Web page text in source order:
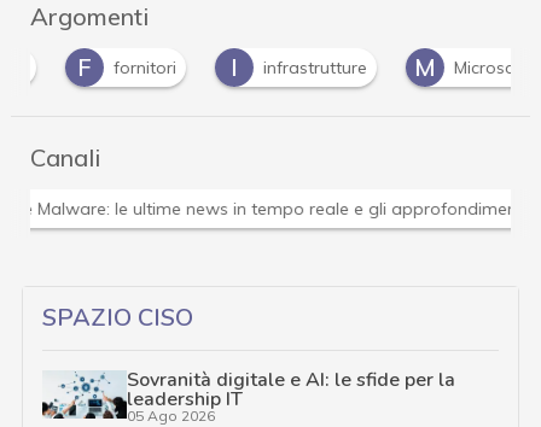
Argomenti
fornitori infrastrutture Microsoft
Canali
Attacchi hacker e Malware: le ultime news in tempo
SPAZIO CISO
Sovranità digitale e AI: le sfide per la
leadership IT
05 Ago 2026